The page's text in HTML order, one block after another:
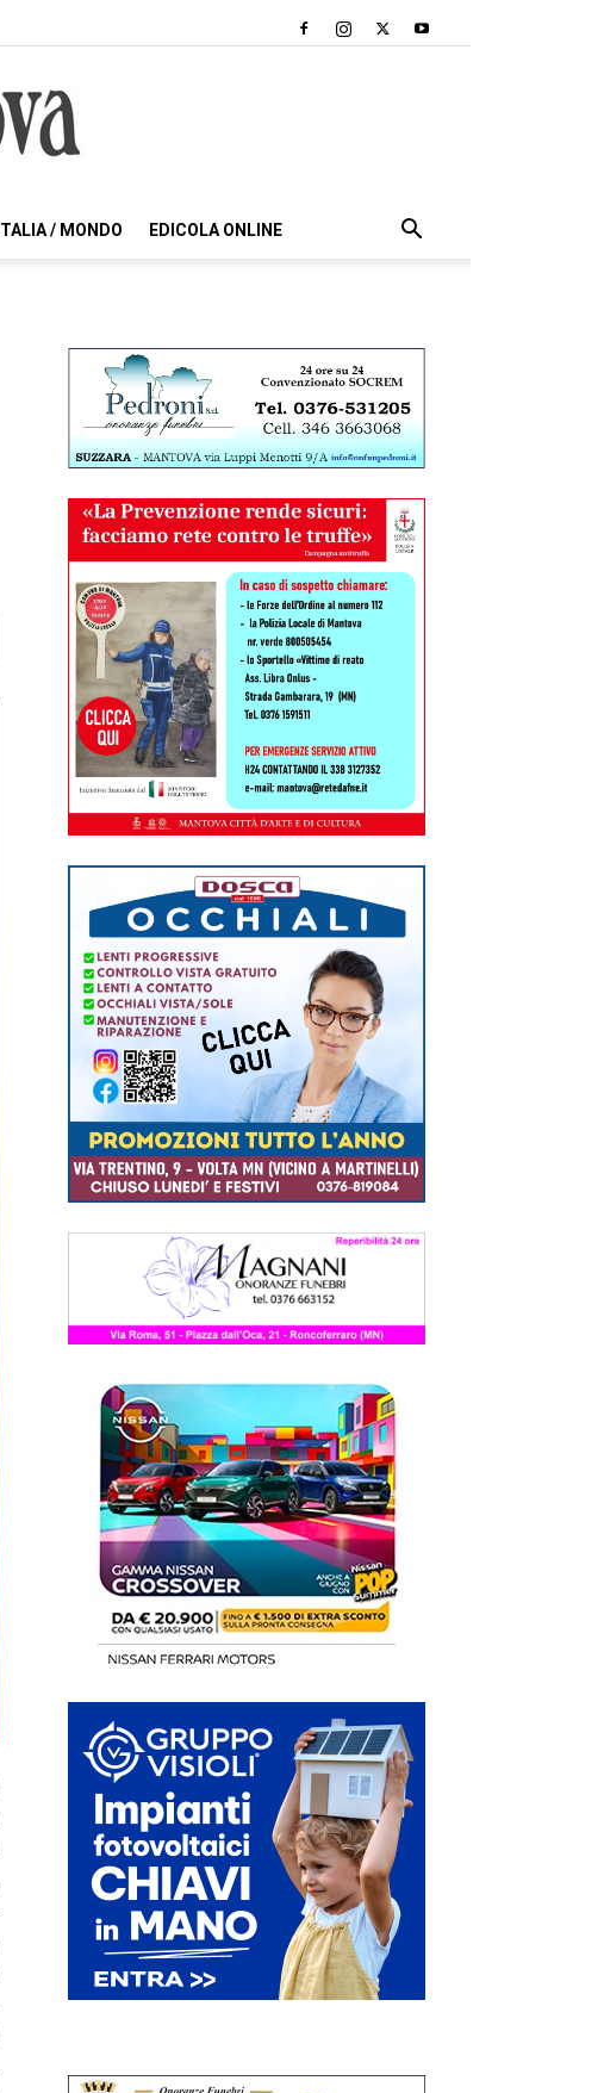
ITALIA / MONDO EDICOLA ONLINE